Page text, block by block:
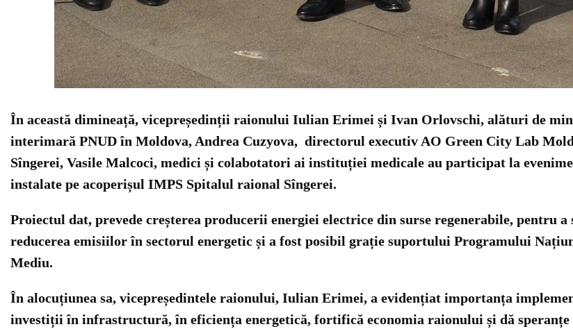
În această dimineață, vicepreședinții raionului Iulian Erimei și Ivan Orlovschi, alături de
interimară PNUD în Moldova, Andrea Cuzyova, directorul executiv AO Green City Lab
Sîngerei, Vasile Malcoci, medici și colabotatori ai instituției medicale au participat la
instalate pe acoperișul IMPS Spitalul raional Sîngerei.
Proiectul dat, prevede creșterea producerii energiei electrice din surse regenerabile, pentru
reducerea emisiilor în sectorul energetic și a fost posibil grație suportului Programului
Mediu.
În alocuțiunea sa, vicepreședintele raionului, Iulian Erimei, a evidențiat importanța
investiții în infrastructură, în eficiența energetică, fortifică economia raionului și dă speranțe